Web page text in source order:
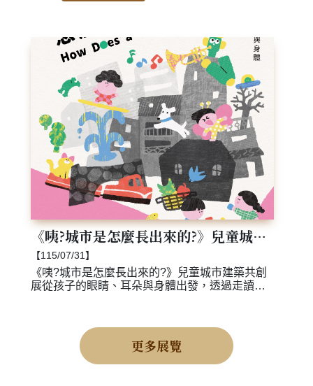
《咦?城市是怎麼長出來的?》兒童城市建築共創展
【115/07/31】
《咦?城市是怎麼長出來的?》兒童城市建築共創
展從孩子的眼睛、耳朵與身體出發，透過走讀、
更多展覽